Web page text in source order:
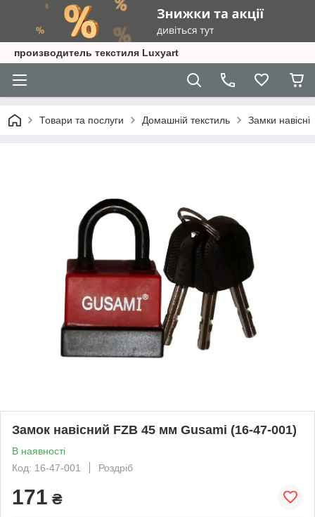
производитель текстиля Luxyart
Товари та послуги Домашній текстиль Замки навісні
Замок навісний FZB 45 мм Gusami (16-47-001)
В наявності
Код: 16-47-001
Роздріб
171 ₴